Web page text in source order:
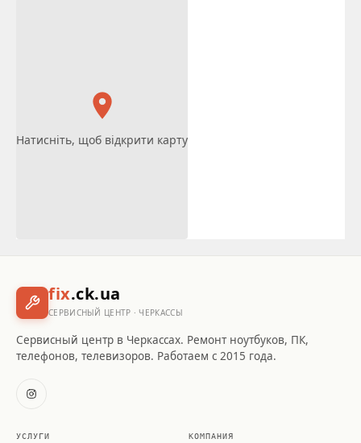
Натисніть, щоб відкрити карту
fix.ck.ua
СЕРВИСНЫЙ ЦЕНТР · ЧЕРКАССЫ
Сервисный центр в Черкассах. Ремонт ноутбуков, ПК,
телефонов, телевизоров. Работаем с 2015 года.
УСЛУГИ КОМПАНИЯ